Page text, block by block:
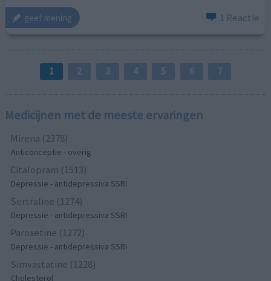
geef mening 1 Reactie
1 2 3 4 5 6 7
Medicijnen met de meeste ervaringen
Mirena (2378)
Anticonceptie - overig
Citalopram (1513)
Depressie - antidepressiva SSRI
Sertraline (1274)
Depressie - antidepressiva SSRI
Paroxetine (1272)
Depressie - antidepressiva SSRI
Simvastatine (1228)
Cholesterol